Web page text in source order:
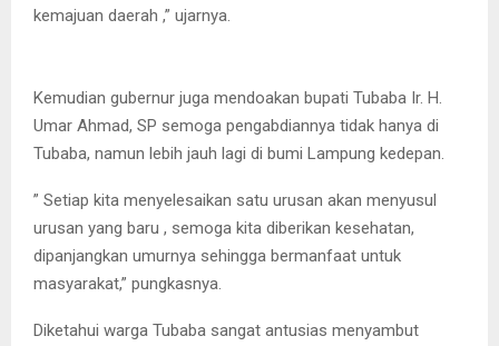
kemajuan daerah ,” ujarnya.
Kemudian gubernur juga mendoakan bupati Tubaba Ir. H.
Umar Ahmad, SP semoga pengabdiannya tidak hanya di
Tubaba, namun lebih jauh lagi di bumi Lampung kedepan.
” Setiap kita menyelesaikan satu urusan akan menyusul
urusan yang baru , semoga kita diberikan kesehatan,
dipanjangkan umurnya sehingga bermanfaat untuk
masyarakat,” pungkasnya.
Diketahui warga Tubaba sangat antusias menyambut